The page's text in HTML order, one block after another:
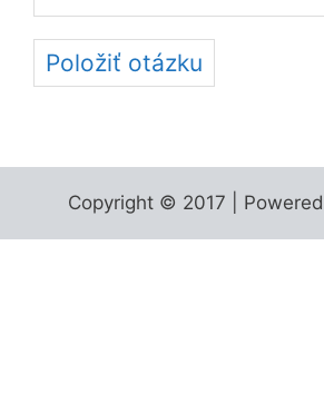
Položiť otázku
Copyright © 2017 |